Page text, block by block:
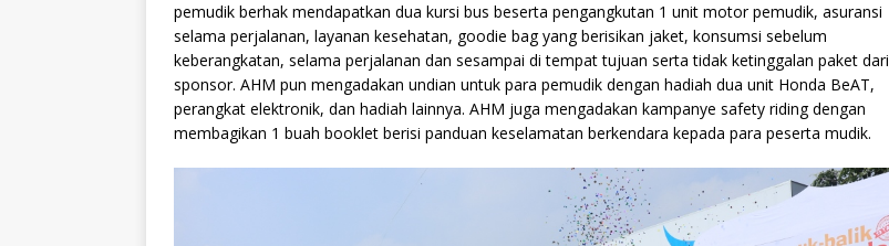
pemudik berhak mendapatkan dua kursi bus beserta pengangkutan 1 unit motor pemudik, asuransi
selama perjalanan, layanan kesehatan, goodie bag yang berisikan jaket, konsumsi sebelum
keberangkatan, selama perjalanan dan sesampai di tempat tujuan serta tidak ketinggalan paket dari
sponsor. AHM pun mengadakan undian untuk para pemudik dengan hadiah dua unit Honda BeAT,
perangkat elektronik, dan hadiah lainnya. AHM juga mengadakan kampanye safety riding dengan
membagikan 1 buah booklet berisi panduan keselamatan berkendara kepada para peserta mudik.